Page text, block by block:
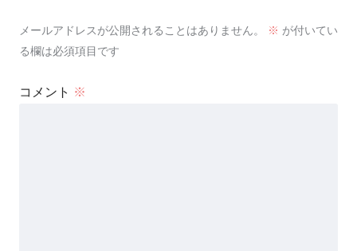
メールアドレスが公開されることはありません。 ※ が付いてい
る欄は必須項目です
コメント ※